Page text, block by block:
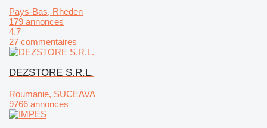
Pays-Bas, Rheden
179 annonces
4.7
27 commentaires
DEZSTORE S.R.L.
Roumanie, SUCEAVA
9766 annonces